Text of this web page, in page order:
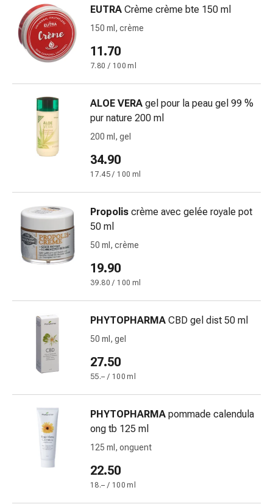
Antiallergico
La
pelle
Naso
Stomaco
intestino
Diarrea
Bruciore
stomaco
Emorroidi
e
vomito
Digestione,
flatulenza
e
gonfiore
Costipazione
Condizioni
della
pelle
Eczema
prurito
verruche
Micosi
piedi
EUTRA Crème crème bte 150 ml
150 ml, crème
11.70
7.80 / 100 ml
ALOE VERA gel pour la peau gel 99 %
pur nature 200 ml
200 ml, gel
34.90
17.45 / 100 ml
Propolis crème avec gelée royale pot
50 ml
50 ml, crème
19.90
39.80 / 100 ml
PHYTOPHARMA CBD gel dist 50 ml
50 ml, gel
27.50
55.– / 100 ml
PHYTOPHARMA pommade calendula
ong tb 125 ml
125 ml, onguent
22.50
18.– / 100 ml